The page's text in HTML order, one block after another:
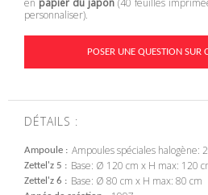
personnaliser).
POSER UNE QUESTION SUR
DÉTAILS :
Ampoule Ampoules spéciales halogène:
Zettel'z 5 Base: Ø 120 cm x H max: 120
Zettel'z 6 Base: Ø 80 cm x H max: 80 cm